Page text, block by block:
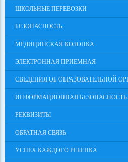
ШКОЛЬНЫЕ ПЕРЕВОЗКИ
БЕЗОПАСНОСТЬ
МЕДИЦИНСКАЯ КОЛОНКА
ЭЛЕКТРОННАЯ ПРИЕМНАЯ
СВЕДЕНИЯ ОБ ОБРАЗОВАТЕЛЬНОЙ
ИНФОРМАЦИОННАЯ БЕЗОПАСНОСТЬ
РЕКВИЗИТЫ
ОБРАТНАЯ СВЯЗЬ
УСПЕХ КАЖДОГО РЕБЕНКА